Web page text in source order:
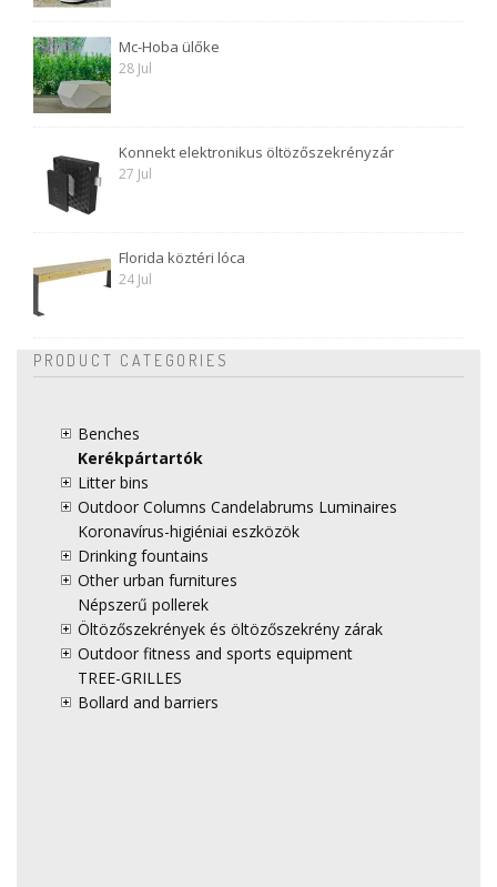
Mc-Hoba ülőke
28 Jul
Konnekt elektronikus öltözőszekrényzár
27 Jul
Florida köztéri lóca
24 Jul
PRODUCT CATEGORIES
Benches
Kerékpártartók
Litter bins
Outdoor Columns Candelabrums Luminaires
Koronavírus-higiéniai eszközök
Drinking fountains
Other urban furnitures
Népszerű pollerek
Öltözőszekrények és öltözőszekrény zárak
Outdoor fitness and sports equipment
TREE-GRILLES
Bollard and barriers